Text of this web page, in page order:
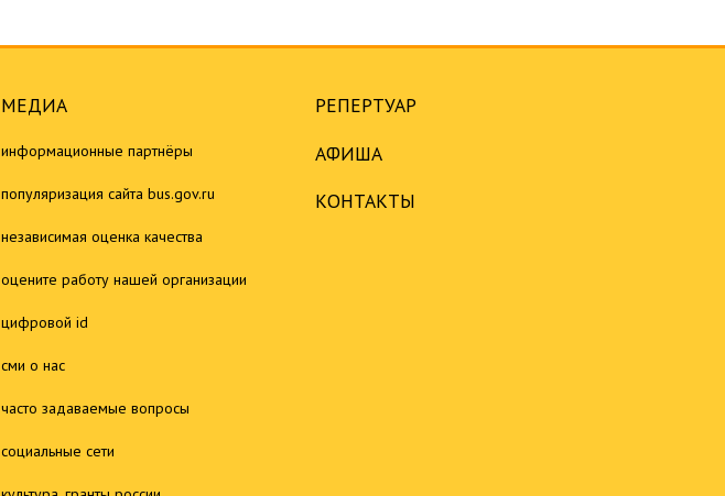
МЕДИА
информационные партнёры
популяризация сайта bus.gov.ru
независимая оценка качества
оцените работу нашей организации
цифровой id
сми о нас
часто задаваемые вопросы
социальные сети
РЕПЕРТУАР
АФИША
КОНТАКТЫ